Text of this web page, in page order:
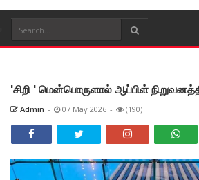
'சிறி ' மென்பொருளால் ஆப்பிள்
Admin - 07 May 2026 - (190)